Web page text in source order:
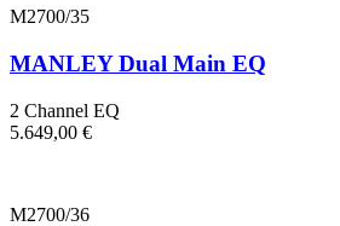
M2700/35
MANLEY Dual Main EQ
2 Channel EQ
5.649,00 €
M2700/36